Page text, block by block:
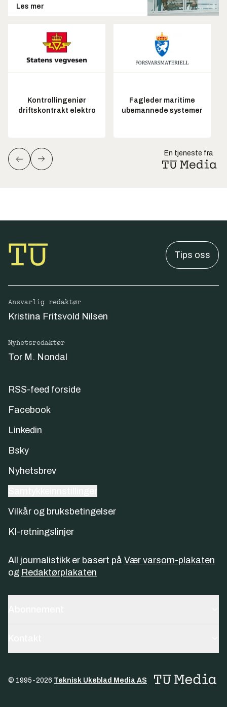
Les mer
Kontrollingeniør
driftskontrakt elektro
Fagleder maritime
ubemannede systemer
En tjeneste fra
Tips oss
Ansvarlig redaktør
Kristina Fritsvold Nilsen
Nyhetsredaktør
Tor M. Nondal
RSS-feed forside
Facebook
Linkedin
Bsky
Nyhetsbrev
Vilkår og bruksbetingelser
KI-retningslinjer
All journalistikk er basert på Vær varsom-plakaten
og Redaktørplakaten
© 1995-2026 Teknisk Ukeblad Media AS